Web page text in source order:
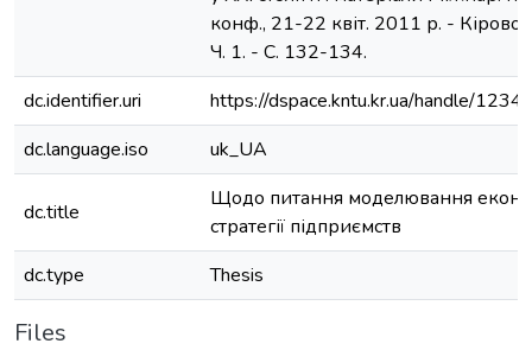
конф., 21-22 квіт. 2011 р. -
Ч. 1. - С. 132-134.
dc.identifier.uri
https://dspace.kntu.kr.ua/handle/
dc.language.iso
uk_UA
dc.title
Щодо питання моделювання
стратегії підприємств
dc.type
Thesis
Files